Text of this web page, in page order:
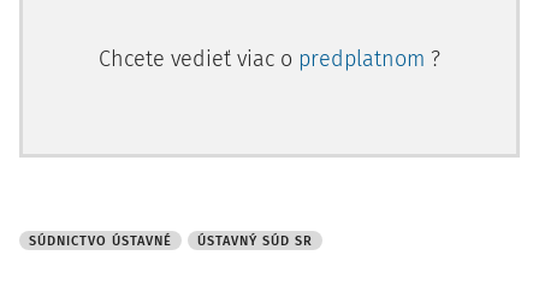
Chcete vedieť viac o predplatnom ?
SÚDNICTVO ÚSTAVNÉ ÚSTAVNÝ SÚD SR